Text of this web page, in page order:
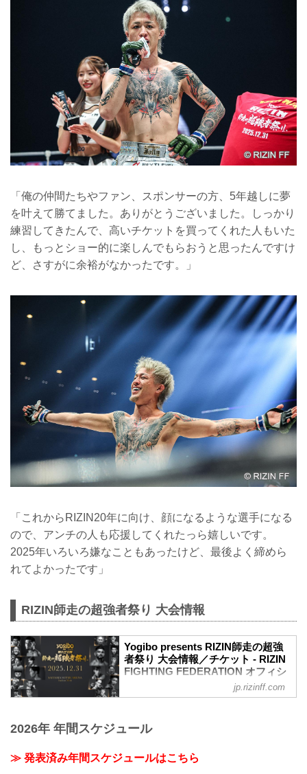
「俺の仲間たちやファン、スポンサーの方、5年越しに夢
を叶えて勝てました。ありがとうございました。しっかり
練習してきたんで、高いチケットを買ってくれた人もいた
し、もっとショー的に楽しんでもらおうと思ったんですけ
ど、さすがに余裕がなかったです。」
「これからRIZIN20年に向け、顔になるような選手になる
ので、アンチの人も応援してくれたっら嬉しいです。
2025年いろいろ嫌なこともあったけど、最後よく締めら
れてよかったです」
RIZIN師走の超強者祭り 大会情報
Yogibo presents RIZIN師走の超強
者祭り 大会情報／チケット - RIZIN
FIGHTING FEDERATION オフィシ
「Yogibo presents RIZIN師走の超強者祭
更等によりステージなど演出の一部が見
えにくいお席となる（以前の大会にてス
jp.rizinff.com
2026年 年間スケジュール
≫ 発表済み年間スケジュールはこちら